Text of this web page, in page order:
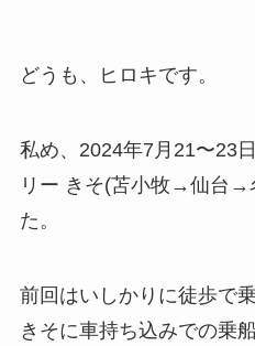
どうも、ヒロキです。
私め、2024年7月21〜23
リー きそ(苫小牧→仙台→
た。
前回はいしかりに徒歩で
きそに車持ち込みでの乗船